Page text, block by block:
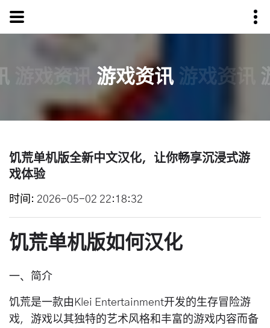
游戏资讯 游戏资讯
饥荒单机版全新中文汉化，让你畅享沉浸式游
戏体验
时间 2026-05-02 22:18:32
饥荒单机版如何汉化
一、简介
饥荒是一款由Klei Entertainment开发的生存冒险游
戏，游戏以其独特的艺术风格和丰富的游戏内容而备